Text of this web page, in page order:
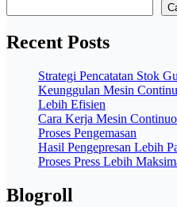
Recent Posts
Strategi Pencatatan Stok
Keunggulan Mesin
Lebih Efisien
Cara Kerja Mesin
Proses Pengemasan
Hasil Pengepresan Lebih
Proses Press Lebih
Blogroll